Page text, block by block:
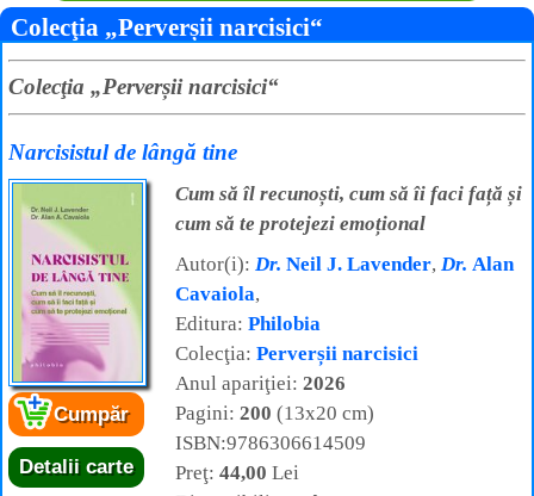
Colecţia „Perverșii narcisici“
Colecţia „Perverșii narcisici“
Narcisistul de lângă tine
Cumpăr
Detalii carte
Cum să îl recunoști, cum să îi faci față și
cum să te protejezi emoțional
Autor(i): Dr. Neil J. Lavender, Dr. Alan
Cavaiola,
Editura: Philobia
Colecţia: Perverșii narcisici
Anul apariţiei: 2026
Pagini: 200 (13x20 cm)
ISBN:9786306614509
Preţ: 44,00 Lei